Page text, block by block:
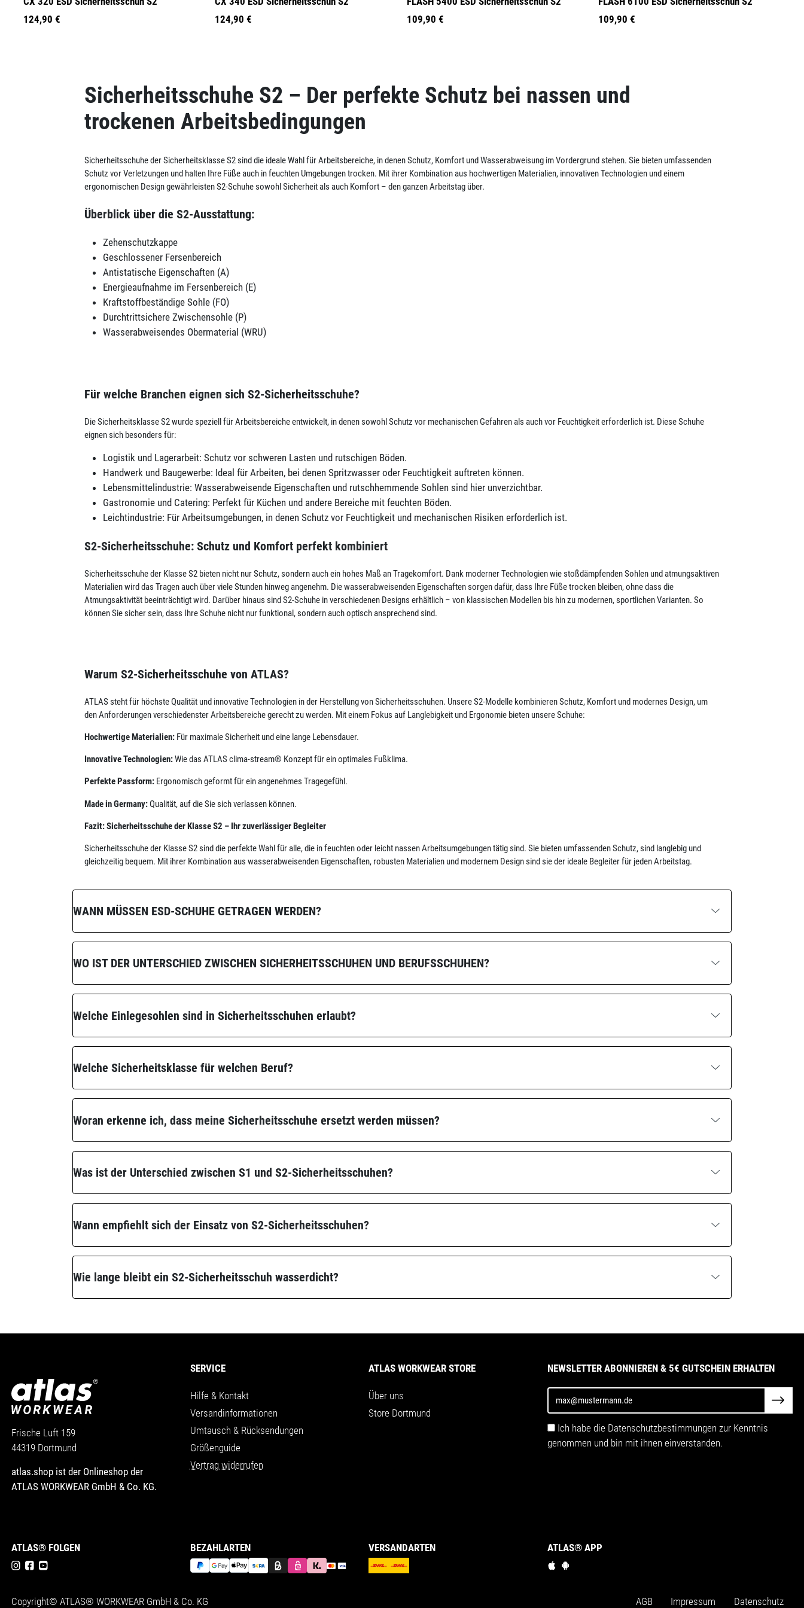
124,90 €
124,90 €
109,90 €
109,90 €
Sicherheitsschuhe S2 – Der perfekte Schutz bei nassen und
trockenen Arbeitsbedingungen
Sicherheitsschuhe der Sicherheitsklasse S2 sind die ideale Wahl für Arbeitsbereiche, in denen Schutz, Komfort und Wasserabweisung im Vordergrund stehen. Sie bieten umfassenden
Schutz vor Verletzungen und halten Ihre Füße auch in feuchten Umgebungen trocken. Mit ihrer Kombination aus hochwertigen Materialien, innovativen Technologien und einem
ergonomischen Design gewährleisten S2-Schuhe sowohl Sicherheit als auch Komfort – den ganzen Arbeitstag über.
Überblick über die S2-Ausstattung:
Zehenschutzkappe
Geschlossener Fersenbereich
Antistatische Eigenschaften (A)
Energieaufnahme im Fersenbereich (E)
Kraftstoffbeständige Sohle (FO)
Durchtrittsichere Zwischensohle (P)
Wasserabweisendes Obermaterial (WRU)
Für welche Branchen eignen sich S2-Sicherheitsschuhe?
Die Sicherheitsklasse S2 wurde speziell für Arbeitsbereiche entwickelt, in denen sowohl Schutz vor mechanischen Gefahren als auch vor Feuchtigkeit erforderlich ist. Diese Schuhe
eignen sich besonders für:
Logistik und Lagerarbeit: Schutz vor schweren Lasten und rutschigen Böden.
Handwerk und Baugewerbe: Ideal für Arbeiten, bei denen Spritzwasser oder Feuchtigkeit auftreten können.
Lebensmittelindustrie: Wasserabweisende Eigenschaften und rutschhemmende Sohlen sind hier unverzichtbar.
Gastronomie und Catering: Perfekt für Küchen und andere Bereiche mit feuchten Böden.
Leichtindustrie: Für Arbeitsumgebungen, in denen Schutz vor Feuchtigkeit und mechanischen Risiken erforderlich ist.
S2-Sicherheitsschuhe: Schutz und Komfort perfekt kombiniert
Sicherheitsschuhe der Klasse S2 bieten nicht nur Schutz, sondern auch ein hohes Maß an Tragekomfort. Dank moderner Technologien wie stoßdämpfenden Sohlen und atmungsaktiven
Materialien wird das Tragen auch über viele Stunden hinweg angenehm. Die wasserabweisenden Eigenschaften sorgen dafür, dass Ihre Füße trocken bleiben, ohne dass die
Atmungsaktivität beeinträchtigt wird. Darüber hinaus sind S2-Schuhe in verschiedenen Designs erhältlich – von klassischen Modellen bis hin zu modernen, sportlichen Varianten. So
können Sie sicher sein, dass Ihre Schuhe nicht nur funktional, sondern auch optisch ansprechend sind.
Warum S2-Sicherheitsschuhe von ATLAS?
ATLAS steht für höchste Qualität und innovative Technologien in der Herstellung von Sicherheitsschuhen. Unsere S2-Modelle kombinieren Schutz, Komfort und modernes Design, um
den Anforderungen verschiedenster Arbeitsbereiche gerecht zu werden. Mit einem Fokus auf Langlebigkeit und Ergonomie bieten unsere Schuhe:
Hochwertige Materialien: Für maximale Sicherheit und eine lange Lebensdauer.
Innovative Technologien:Wie das ATLAS clima-stream® Konzept für ein optimales Fußklima.
Perfekte Passform: Ergonomisch geformt für ein angenehmes Tragegefühl.
Made in Germany:Qualität, auf die Sie sich verlassen können.
Fazit: Sicherheitsschuhe der Klasse S2 – Ihr zuverlässiger Begleiter
Sicherheitsschuhe der Klasse S2 sind die perfekte Wahl für alle, die in feuchten oder leicht nassen Arbeitsumgebungen tätig sind. Sie bieten umfassenden Schutz, sind langlebig und
gleichzeitig bequem. Mit ihrer Kombination aus wasserabweisenden Eigenschaften, robusten Materialien und modernem Design sind sie der ideale Begleiter für jeden Arbeitstag.
WANN MÜSSEN ESD-SCHUHE GETRAGEN WERDEN?
WO IST DER UNTERSCHIED ZWISCHEN SICHERHEITSSCHUHEN UND BERUFSSCHUHEN?
Welche Einlegesohlen sind in Sicherheitsschuhen erlaubt?
Welche Sicherheitsklasse für welchen Beruf?
Woran erkenne ich, dass meine Sicherheitsschuhe ersetzt werden müssen?
Was ist der Unterschied zwischen S1 und S2-Sicherheitsschuhen?
Wann empfiehlt sich der Einsatz von S2-Sicherheitsschuhen?
Wie lange bleibt ein S2-Sicherheitsschuh wasserdicht?
Frische Luft 159
44319 Dortmund
atlas.shop ist der Onlineshop der
ATLAS WORKWEAR GmbH & Co. KG.
SERVICE
Hilfe & Kontakt
Versandinformationen
Umtausch & Rücksendungen
Größenguide
Vertrag widerrufen
ATLAS WORKWEAR STORE
Über uns
Store Dortmund
NEWSLETTER ABONNIEREN & 5€ GUTSCHEIN ERHALTEN
Ich habe die Datenschutzbestimmungen zur Kenntnis
genommen und bin mit ihnen einverstanden.
ATLAS® FOLGEN BEZAHLARTEN VERSANDARTEN ATLAS® APP
Copyright© ATLAS® WORKWEAR GmbH & Co. KG AGB Impressum Datenschutz